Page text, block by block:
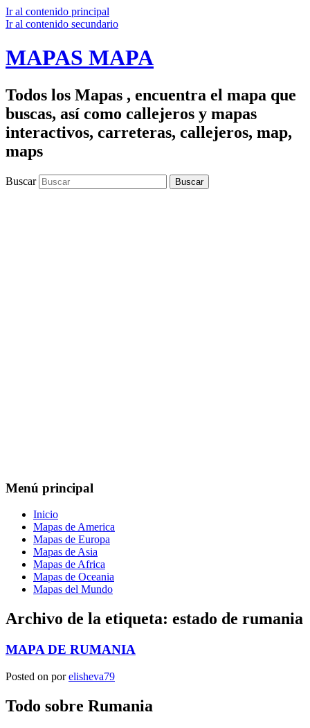
Ir al contenido principal
Ir al contenido secundario
MAPAS MAPA
Todos los Mapas , encuentra el mapa que
buscas, así como callejeros y mapas
interactivos, carreteras, callejeros, map,
maps
Buscar
Menú principal
Inicio
Mapas de America
Mapas de Europa
Mapas de Asia
Mapas de Africa
Mapas de Oceania
Mapas del Mundo
Archivo de la etiqueta: estado de rumania
MAPA DE RUMANIA
Posted on porelisheva79
Todo sobre Rumania